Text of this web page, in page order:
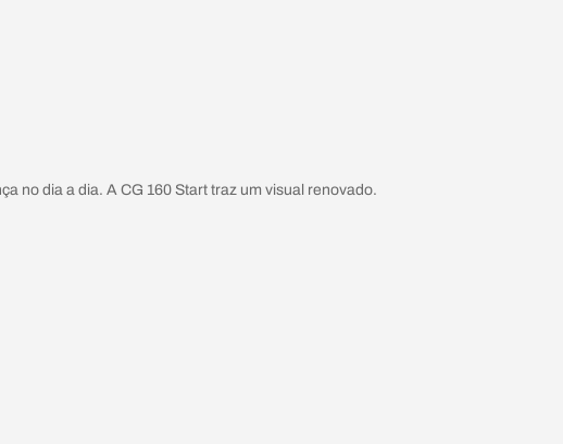
no dia a dia. A CG 160 Start traz um visual renovado.